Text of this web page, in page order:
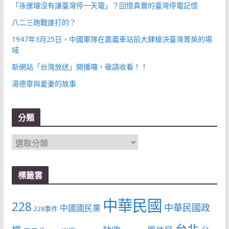
「孫運璿沒有讓臺灣停一天電」？回憶真實的臺灣停電記憶
八二三砲戰誰打的？
1947年3月25日，中國軍隊在嘉義車站前大肆槍決臺灣菁英的場
域
新網站「台灣放送」開播囉，敬請收看！！
湯德章與愛妻的故事
分類
分
類
標籤雲
228 228事件 中國國民黨 中華民國 中華民國政